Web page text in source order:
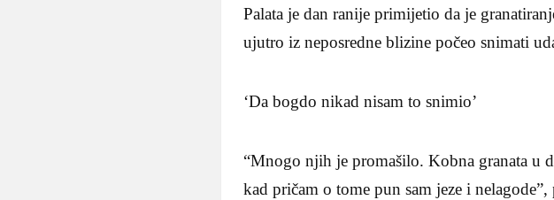
Palata je dan ranije primijetio da je
ujutro iz neposredne blizine počeo snimati
‘Da bogdo nikad nisam to snimio’
“Mnogo njih je promašilo. Kobna granata u
kad pričam o tome pun sam jeze i nelagode”,